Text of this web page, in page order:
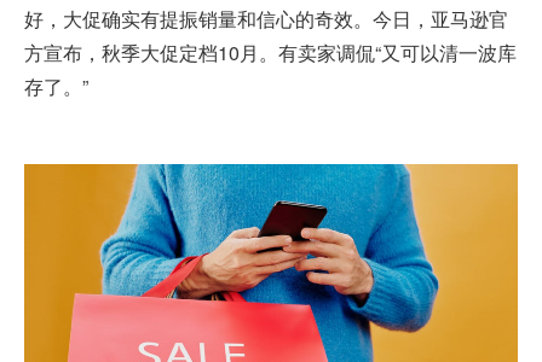
好，大促确实有提振销量和信心的奇效。今日，亚马逊官
方宣布，秋季大促定档10月。有卖家调侃“又可以清一波库
存了。”